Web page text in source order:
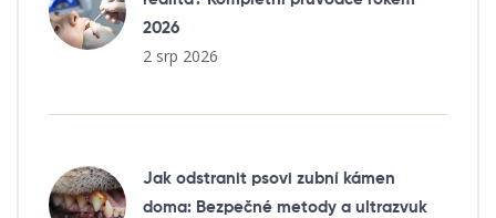
2026
2 srp 2026
Jak odstranit psovi zubní kámen
doma: Bezpečné metody a ultrazvuk